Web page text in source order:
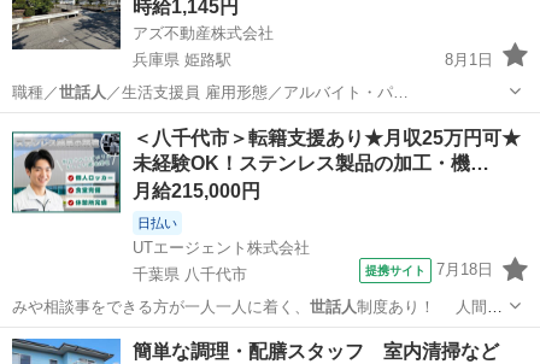
時給1,145円
アズ不動産株式会社
兵庫県 姫路駅
8月1日
職種／世話人 ／生活支援員 雇用形態／アルバイト・パ…
姫路駅 その他 スタッフ
＜八千代市＞転籍支援あり★月収25万円可★
未経験OK！ステンレス製品の加工・機…
月給215,000円
日払い
UTエージェント株式会社
千葉県 八千代市
提携サイト 7月18日
みや相談事をできる方が一人一人に着く、 世話人制度あり！ 人間関
係良好で働きやすい…
千葉 八千代市 仕分け
簡単な調理・配膳スタッフ 室内清掃など